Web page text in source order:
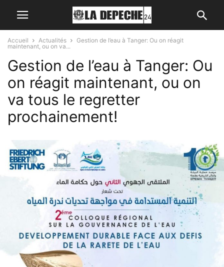
Accueil Actualités
Gestion de l’eau à Tanger: Ou on réagit
maintenant, ou on va...
Gestion de l’eau à Tanger: Ou
on réagit maintenant, ou on
va tous le regretter
prochainement!